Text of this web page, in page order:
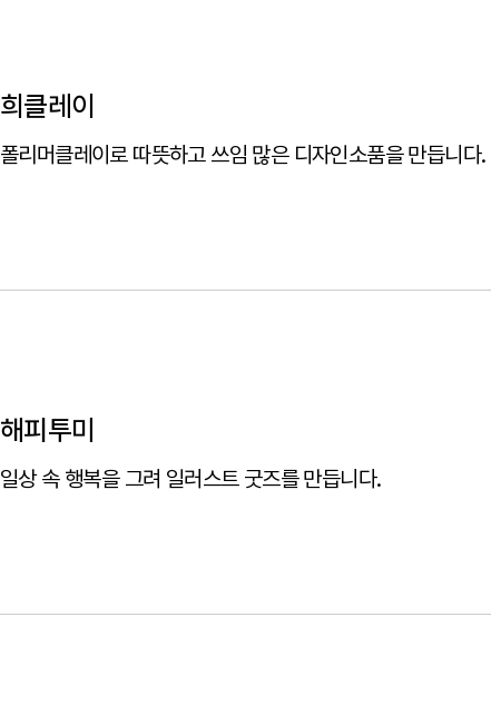
희클레이
폴리머클레이로 따뜻하고 쓰임 많은 디자인소품을 만듭니다.
해피투미
일상 속 행복을 그려 일러스트 굿즈를 만듭니다.